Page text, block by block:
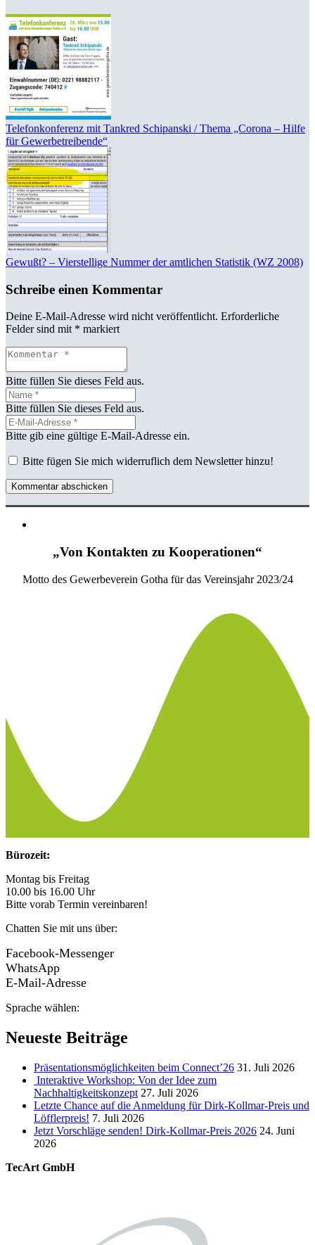
Telefonkonferenz mit Tankred Schipanski / Thema „Corona – Hilfe
für Gewerbetreibende“
Gewußt? – Vierstellige Nummer der amtlichen Statistik (WZ 2008)
Schreibe einen Kommentar
Deine E-Mail-Adresse wird nicht veröffentlicht. Erforderliche
Felder sind mit * markiert
Bitte füllen Sie dieses Feld aus.
Bitte füllen Sie dieses Feld aus.
Bitte gib eine gültige E-Mail-Adresse ein.
Bitte fügen Sie mich widerruflich dem Newsletter hinzu!
Kommentar abschicken
„Von Kontakten zu Kooperationen“
Motto des Gewerbeverein Gotha für das Vereinsjahr 2023/24
Bürozeit:
Montag bis Freitag
10.00 bis 16.00 Uhr
Bitte vorab Termin vereinbaren!
Chatten Sie mit uns über:
Facebook-Messenger
WhatsApp
E-Mail-Adresse
Sprache wählen:
Neueste Beiträge
Präsentationsmöglichkeiten beim Connect’26 31. Juli 2026
Interaktive Workshop: Von der Idee zum
Nachhaltigkeitskonzept 27. Juli 2026
Letzte Chance auf die Anmeldung für Dirk-Kollmar-Preis und
Löfflerpreis! 7. Juli 2026
Jetzt Vorschläge senden! Dirk-Kollmar-Preis 2026 24. Juni
2026
TecArt GmbH